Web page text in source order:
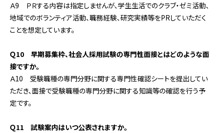
Ａ9 ＰＲする内容は指定しませんが、学生生活でのクラブ・ゼミ活動、
地域でのボランティア活動、職務経験、研究実績等をPRしていただく
ことを想定しています。
Ｑ10 早期募集枠、社会人採用試験の専門性面接とはどのような面
接ですか。
Ａ10 受験職種の専門分野に関する専門性確認シートを提出してい
ただき、面接で受験職種の専門分野に関する知識等の確認を行う予
定です。
Ｑ11 試験案内はいつ公表されますか。